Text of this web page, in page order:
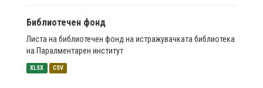
Библиотечен фонд
Листа на библиотечен фонд на истражувачката библиотека
на Паралментарен институт
XLSX CSV